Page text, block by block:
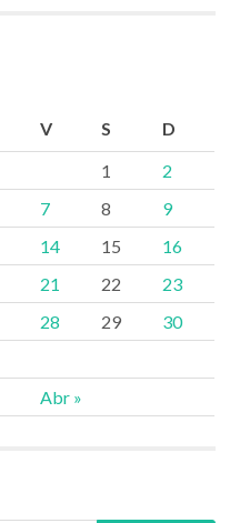
V S D
Abr »
1
2
7 8
9
14 15
16
21 22
23
28 29
30